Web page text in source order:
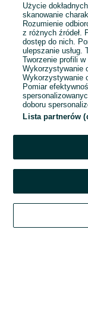
E-mail
Hasło
Kontynuując za
Użycie
skanowanie
Rozumienie
z różnych źródeł.
dostęp do nich.
ulepszanie usług.
Tworzenie profili
Wykorzystywanie
Wykorzystywanie
Pomiar
doboru
Lista partnerów